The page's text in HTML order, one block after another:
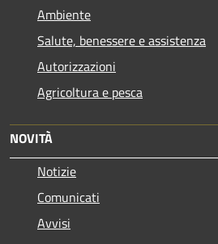
Ambiente
Salute, benessere e assistenza
Autorizzazioni
Agricoltura e pesca
NOVITÀ
Notizie
Comunicati
Avvisi